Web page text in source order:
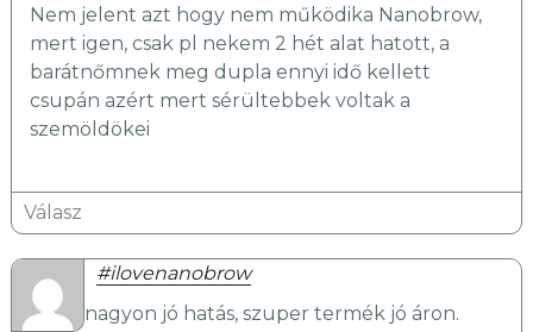
Nem jelent azt hogy nem működika Nanobrow,
mert igen, csak pl nekem 2 hét alat hatott, a
barátnőmnek meg dupla ennyi idő kellett
csupán azért mert sérültebbek voltak a
szemöldökei
Válasz
#ilovenanobrow
nagyon jó hatás, szuper termék jó áron.